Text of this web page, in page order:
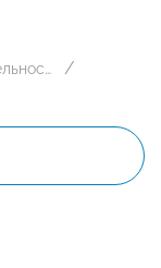
Международная деятельность